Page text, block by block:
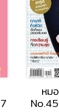
Vol.38
2016